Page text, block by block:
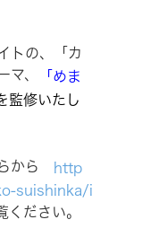
トの、「カ
マ、
「めま
監修いたし
から
http
suishinka/i
ださい。